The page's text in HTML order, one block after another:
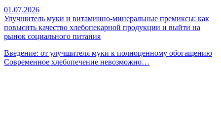
01.07.2026
Улучшитель муки и витаминно-минеральные премиксы: как
повысить качество хлебопекарной продукции и выйти на
рынок социального питания
Введение: от улучшителя муки к полноценному обогащению
Современное хлебопечение невозможно…